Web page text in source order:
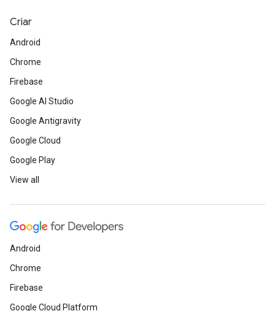
Criar
Android
Chrome
Firebase
Google AI Studio
Google Antigravity
Google Cloud
Google Play
View all
Android
Chrome
Firebase
Google Cloud Platform